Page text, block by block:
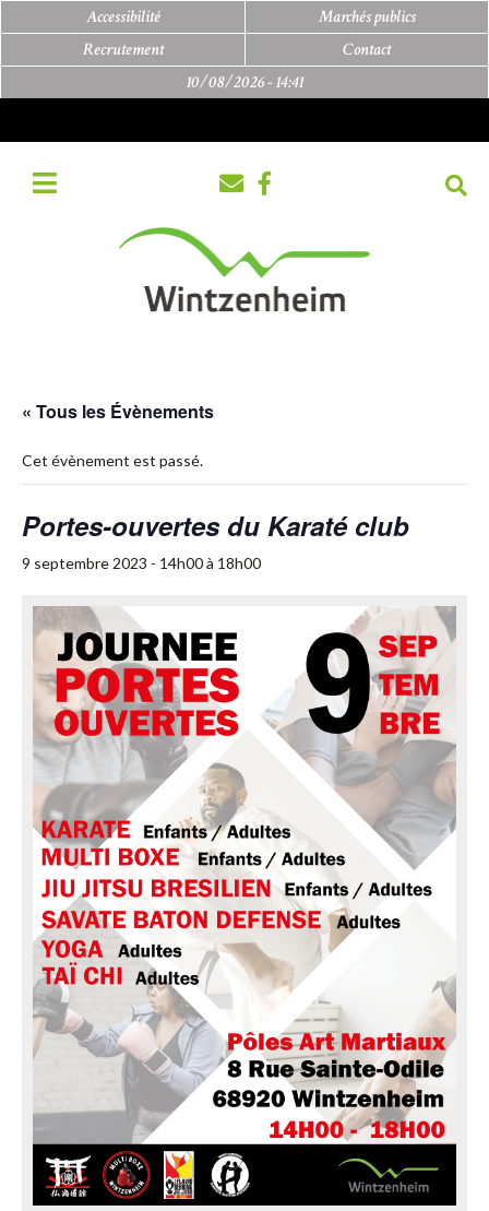
Accessibilité
Marchés publics
Recrutement
Contact
10/08/2026 -14:41
« Tous les Évènements
Cet évènement est passé.
Portes-ouvertes du Karaté club
9 septembre 2023 - 14h00à 18h00